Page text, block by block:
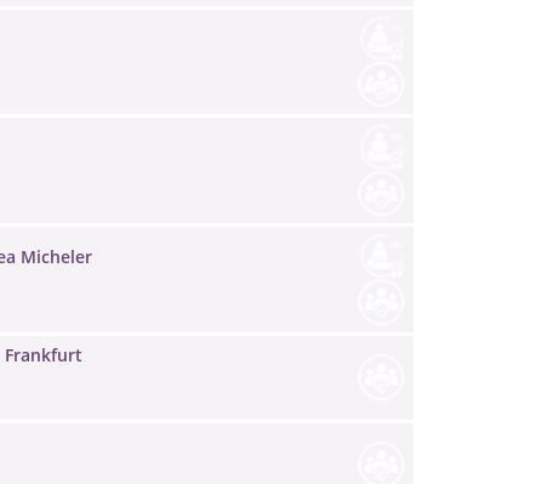
Micheler
Frankfurt